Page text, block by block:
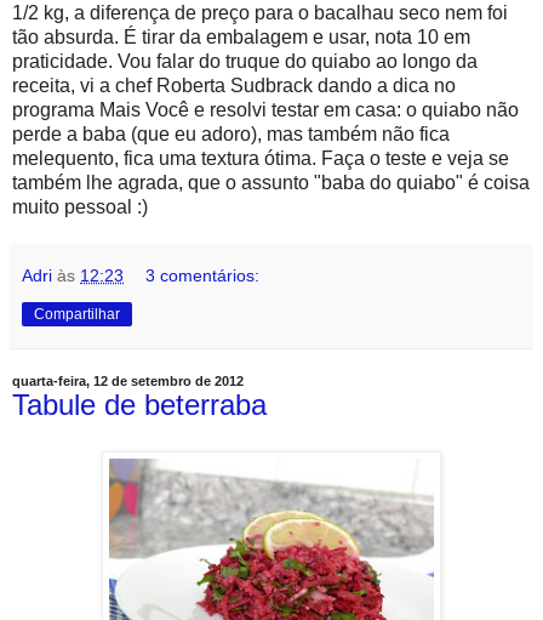
1/2 kg, a diferença de preço para o bacalhau seco nem foi
tão absurda. É tirar da embalagem e usar, nota 10 em
praticidade. Vou falar do truque do quiabo ao longo da
receita, vi a chef Roberta Sudbrack dando a dica no
programa Mais Você e resolvi testar em casa: o quiabo não
perde a baba (que eu adoro), mas também não fica
melequento, fica uma textura ótima. Faça o teste e veja se
também lhe agrada, que o assunto "baba do quiabo" é coisa
muito pessoal :)
Adri às 12:23 3 comentários:
Compartilhar
quarta-feira, 12 de setembro de 2012
Tabule de beterraba